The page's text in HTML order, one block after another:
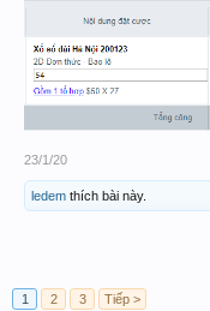
23/1/20
ledem thích bài này.
1
2 3 Tiếp >